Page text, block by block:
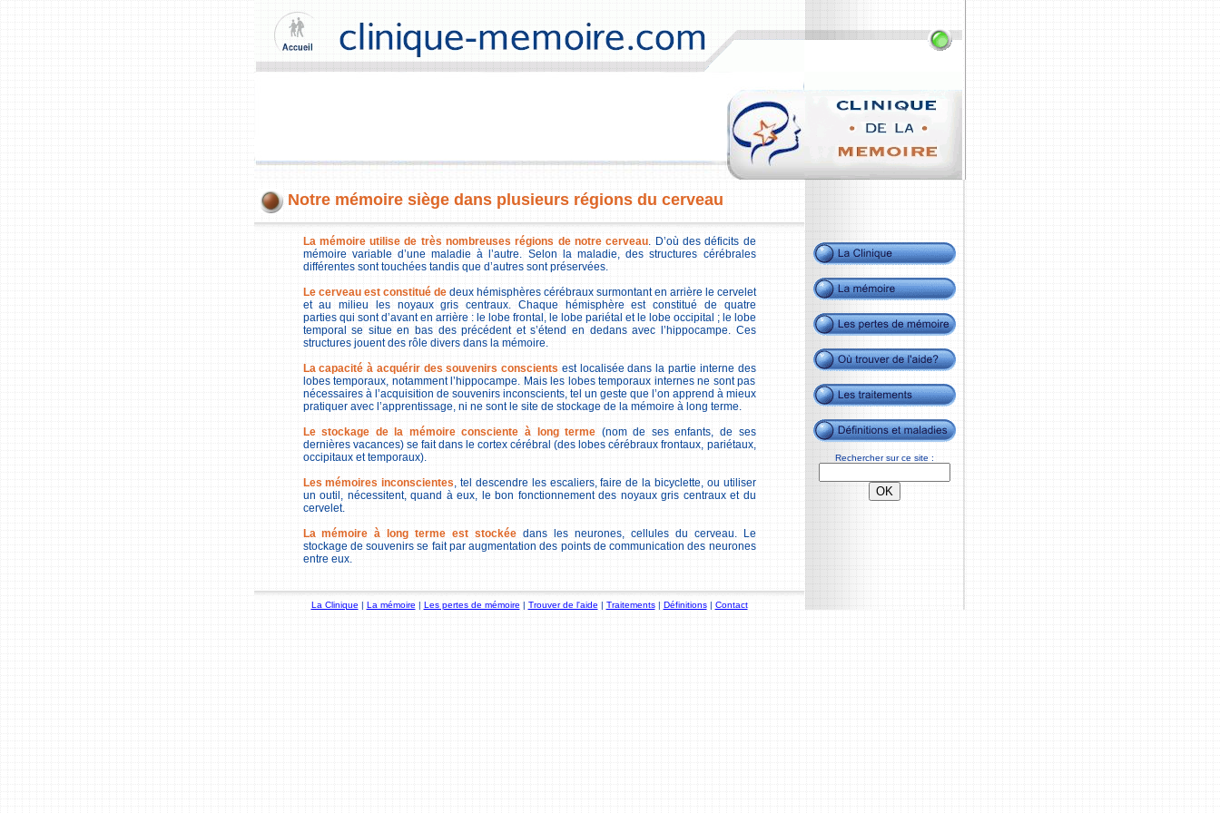
Notre mémoire siège dans plusieurs régions du cerveau
La mémoire utilise de très nombreuses régions de notre cerveau. D’où des déficits de
mémoire variable d’une maladie à l’autre. Selon la maladie, des structures cérébrales
différentes sont touchées tandis que d’autres sont préservées.
Le cerveau est constitué dedeux hémisphères cérébraux surmontant en arrière le cervelet
et au milieu les noyaux gris centraux. Chaque hémisphère est constitué de quatre
parties qui sont d’avant en arrière : le lobe frontal, le lobe pariétal et le lobe occipital ; le lobe
temporal se situe en bas des précédent et s’étend en dedans avec l’hippocampe. Ces
structures jouent des rôle divers dans la mémoire.
La capacité à acquérir des souvenirs conscients est localisée dans la partie interne des
lobes temporaux, notamment l’hippocampe. Mais les lobes temporaux internes ne sont pas
nécessaires à l’acquisition de souvenirs inconscients, tel un geste que l’on apprend à mieux
pratiquer avec l’apprentissage, ni ne sont le site de stockage de la mémoire à long terme.
Le stockage de la mémoire consciente à long terme (nom de ses enfants, de ses
dernières vacances) se fait dans le cortex cérébral (des lobes cérébraux frontaux, pariétaux,
occipitaux et temporaux).
Les mémoires inconscientes, tel descendre les escaliers, faire de la bicyclette, ou utiliser
un outil, nécessitent, quand à eux, le bon fonctionnement des noyaux gris centraux et du
cervelet.
La mémoire à long terme est stockée dans les neurones, cellules du cerveau. Le
stockage de souvenirs se fait par augmentation des points de communication des neurones
entre eux.
Rechercher sur ce site :
La Clinique | La mémoire | Les pertes de mémoire | Trouver de l'aide | Traitements| Définitions| Contact